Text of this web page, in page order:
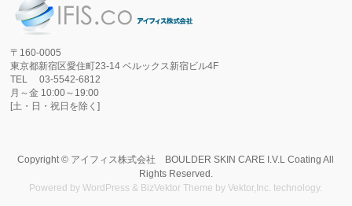
〒160-0005
東京都新宿区愛住町23-14 ベルックス新宿ビル4F
TEL 03-5542-6812
月～金 10:00～19:00
[土・日・祝日を除く]
Copyright © アイフィス株式会社 BOULDER SKIN CARE I.V.L Coating All
Rights Reserved.
Powered byWordPress & BizVektor Theme byVektor,Inc. technology.